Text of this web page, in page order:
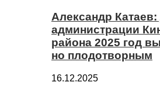
Александр
администрации
района 2025 год
но плодотворным
16.12.2025